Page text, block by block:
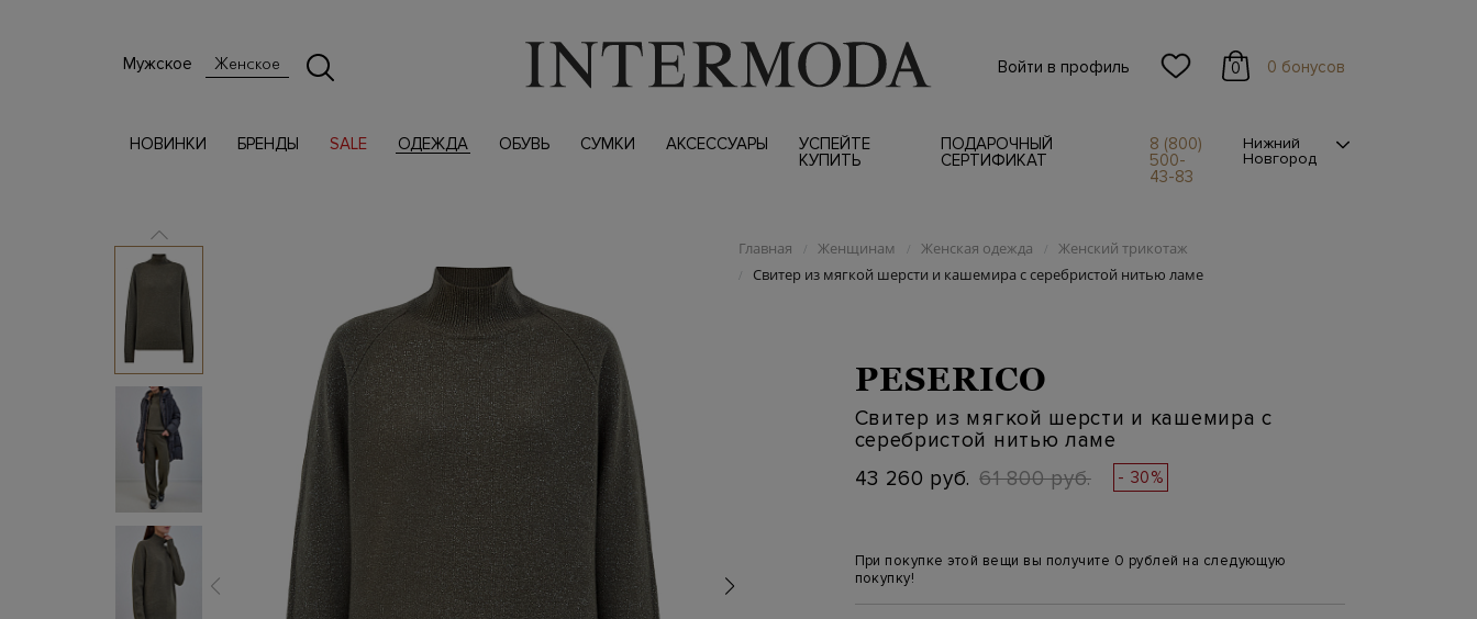
Мужское Женское Войти в профиль 0 0 бонусов
НОВИНКИ БРЕНДЫ SALE ОДЕЖДА ОБУВЬ СУМКИ АКСЕССУАРЫ
УСПЕЙТЕ
КУПИТЬ
ПОДАРОЧНЫЙ
СЕРТИФИКАТ
8 (800)
500-
43-83
Нижний
Новгород
Главная / Женщинам / Женская одежда / Женский трикотаж
/ Свитер из мягкой шерсти и кашемира с серебристой нитью ламе
PESERICO
Свитер из мягкой шерсти и кашемира с
серебристой нитью ламе
43 260 руб. 61 800 руб. - 30%
При покупке этой вещи вы получите 0 рублей на следующую
покупку!